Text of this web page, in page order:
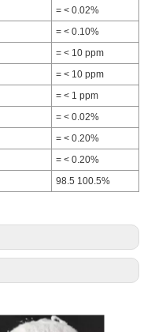
= < 0.02%
= < 0.10%
= < 10 ppm
= < 10 ppm
= < 1 ppm
= < 0.02%
= < 0.20%
= < 0.20%
98.5 100.5%